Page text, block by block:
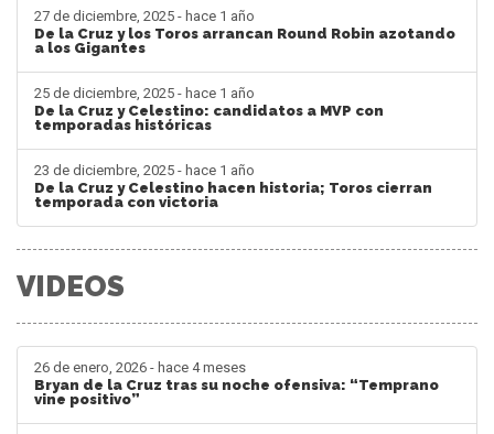
27 de diciembre, 2025 - hace 1 año
De la Cruz y los Toros arrancan Round Robin azotando
a los Gigantes
25 de diciembre, 2025 - hace 1 año
De la Cruz y Celestino: candidatos a MVP con
temporadas históricas
23 de diciembre, 2025 - hace 1 año
De la Cruz y Celestino hacen historia; Toros cierran
temporada con victoria
VIDEOS
26 de enero, 2026 - hace 4 meses
Bryan de la Cruz tras su noche ofensiva: “Temprano
vine positivo”